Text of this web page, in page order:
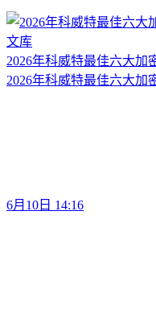
2026年科威特最佳六大加
2026年科威特最佳六大加
6月10日 14:16